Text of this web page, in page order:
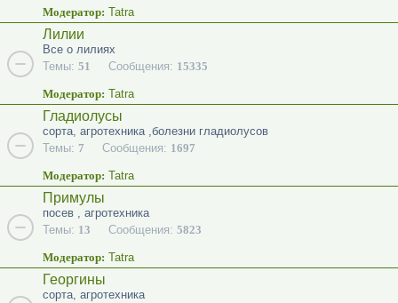
Модератор: Tatra
Лилии
Все о лилиях
Темы: 51 Сообщения: 15335
Модератор: Tatra
Гладиолусы
сорта, агротехника ,болезни гладиолусов
Темы: 7 Сообщения: 1697
Модератор: Tatra
Примулы
посев , агротехника
Темы: 13 Сообщения: 5823
Модератор: Tatra
Георгины
сорта, агротехника